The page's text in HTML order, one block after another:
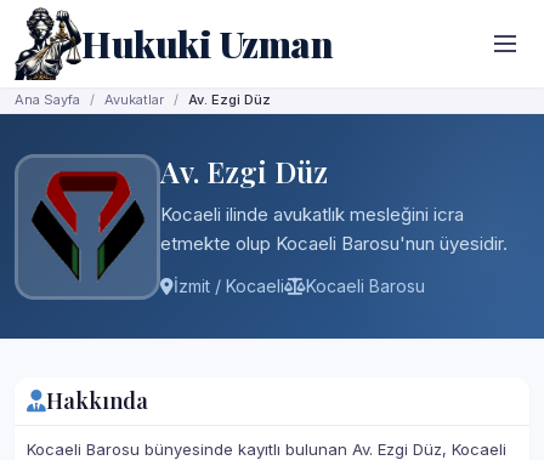
Hukuki Uzman
Ana Sayfa Avukatlar Av. Ezgi Düz
Av. Ezgi Düz
Kocaeli ilinde avukatlık mesleğini icra
etmekte olup Kocaeli Barosu'nun üyesidir.
İzmit / Kocaeli Kocaeli Barosu
Hakkında
Kocaeli Barosu bünyesinde kayıtlı bulunan Av. Ezgi Düz, Kocaeli